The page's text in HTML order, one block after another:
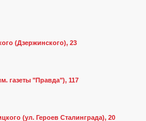
(Дзержинского), 23
газеты "Правда"), 117
(ул. Героев Сталинграда), 20